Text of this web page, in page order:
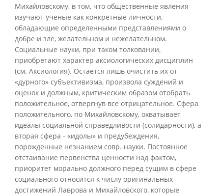
Михайловскому, в том, что общественные явления
изучают ученые как конкретные личности,
обладающие определенными представлениями о
добре и зле, желательном и нежелательном.
Социальные науки, при таком толковании,
приобретают характер аксиологических дисциплин
(см. Аксиология). Остается лишь очистить их от
«дурного» субъективизма, произвола суждений и
оценок и должным, критическим образом отобрать
положительное, отвергнув все отрицательное. Сфера
положительного, по Михайловскому, охватывает
идеалы социальной справедливости (солидарности), а
вторая сфера - «идолы» и предубеждения,
порожденные незнанием совр. науки. Постоянное
отстаивание первенства ценности над фактом,
приоритет морально должного перед сущим в сфере
социального относится к числу оригинальных
достижений Лаврова и Михайловского, которые